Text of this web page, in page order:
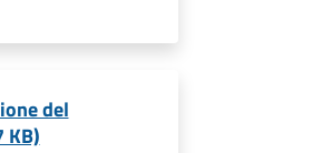
del
KB)